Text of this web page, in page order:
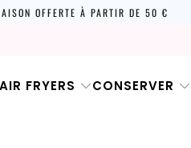
OFFERTE À PARTIR DE 50 €
AIR FRYERS CONSERVER